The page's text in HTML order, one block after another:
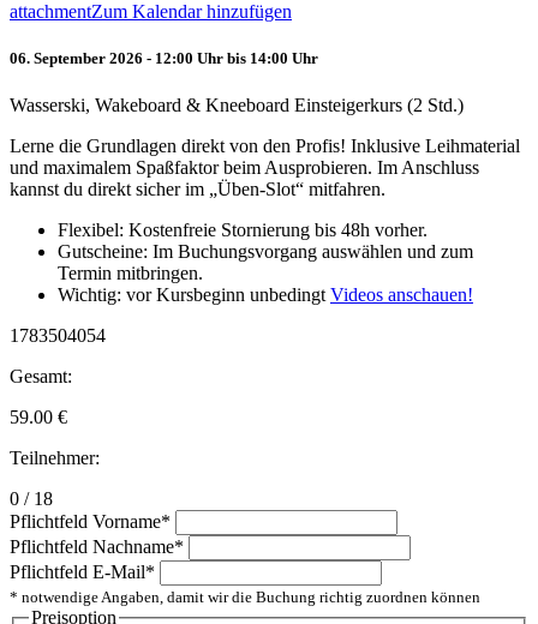
attachmentZum Kalendar hinzufügen
06. September 2026 - 12:00 Uhr bis 14:00 Uhr
Wasserski, Wakeboard & Kneeboard Einsteigerkurs (2 Std.)
Lerne die Grundlagen direkt von den Profis! Inklusive Leihmaterial
und maximalem Spaßfaktor beim Ausprobieren. Im Anschluss
kannst du direkt sicher im „Üben-Slot“ mitfahren.
Flexibel: Kostenfreie Stornierung bis 48h vorher.
Gutscheine: Im Buchungsvorgang auswählen und zum
Termin mitbringen.
Wichtig: vor Kursbeginn unbedingtVideos anschauen!
1783504054
Gesamt:
59.00 €
Teilnehmer:
0 / 18
Pflichtfeld Vorname*
Pflichtfeld Nachname*
Pflichtfeld E-Mail*
* notwendige Angaben, damit wir die Buchung richtig zuordnen können
Preisoption